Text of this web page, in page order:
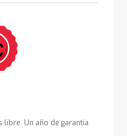
libre. Un año de garantía